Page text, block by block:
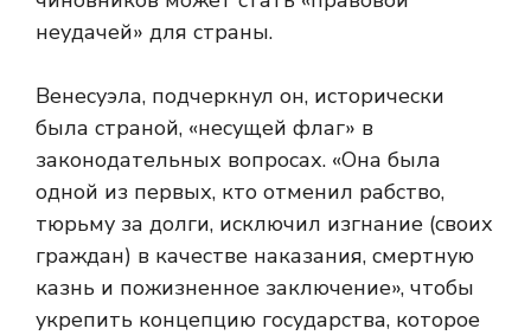
неудачей» для страны.
Венесуэла, подчеркнул он, исторически
была страной, «несущей флаг» в
законодательных вопросах. «Она была
одной из первых, кто отменил рабство,
тюрьму за долги, исключил изгнание (своих
граждан) в качестве наказания, смертную
казнь и пожизненное заключение», чтобы
укрепить концепцию государства, которое